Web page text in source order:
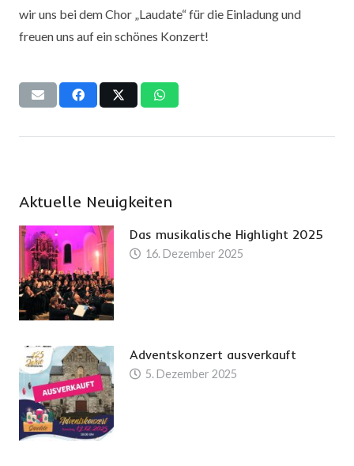
wir uns bei dem Chor „Laudate“ für die Einladung und
freuen uns auf ein schönes Konzert!
Aktuelle Neuigkeiten
Das musikalische Highlight 2025
16. Dezember 2025
Adventskonzert ausverkauft
5. Dezember 2025